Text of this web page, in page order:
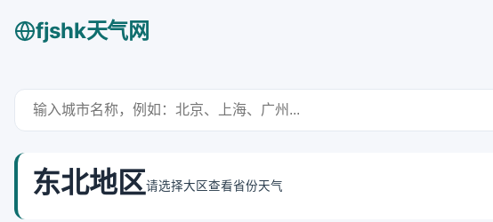
fjshk天气网
东北地区请选择大区查看省份天气